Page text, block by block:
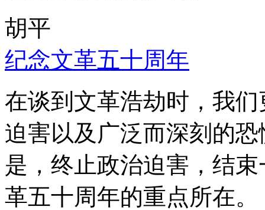
胡平
纪念文革五十周年
在谈到文革浩劫时，我
迫害以及广泛而深刻的
是，终止政治迫害，结
革五十周年的重点所在。